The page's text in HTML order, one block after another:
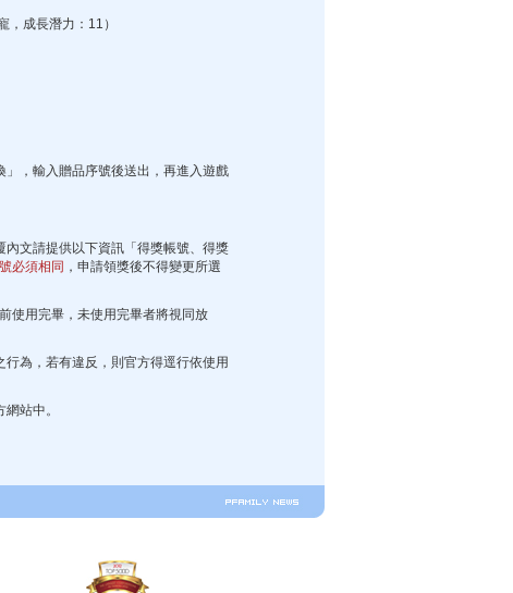
，成長潛力：11）
，輸入贈品序號後送出，再進入遊戲
內文請提供以下資訊「得獎帳號、得獎
必須相同 ，申請領獎後不得變更所選
使用完畢，未使用完畢者將視同放
為，若有違反，則官方得逕行依使用
站中。